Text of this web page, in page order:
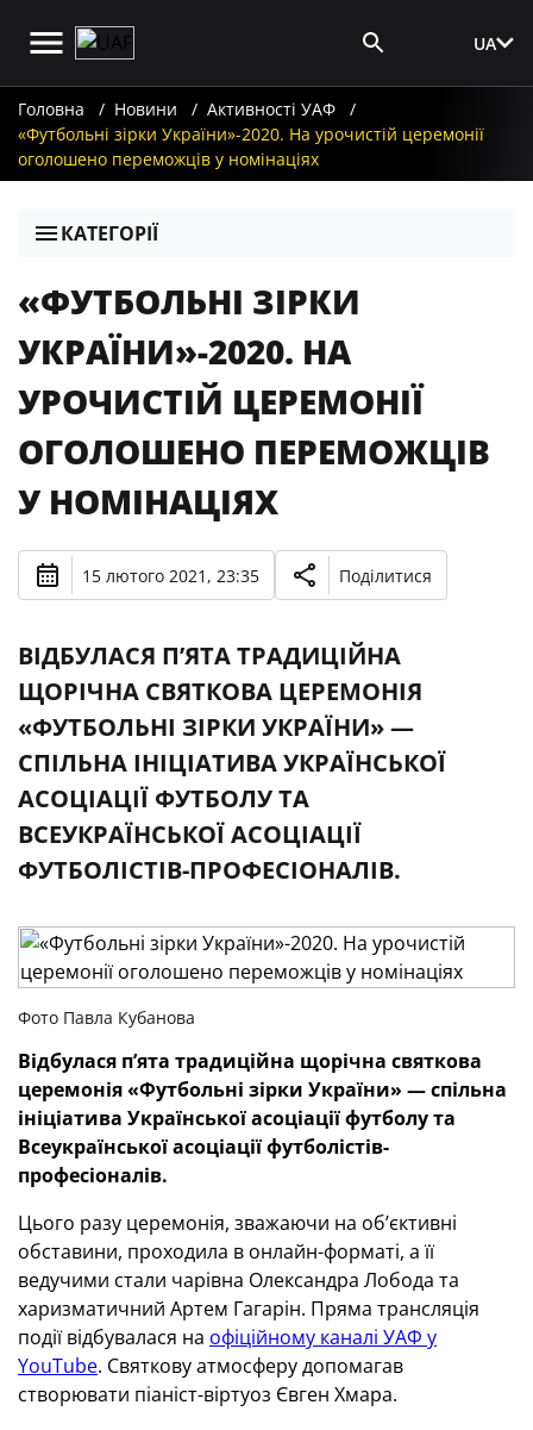
UA
Головна Новини
Активності УАФ
«Футбольні зірки України»-2020. На урочистій церемонії
оголошено переможців у номінаціях
КАТЕГОРІЇ
«ФУТБОЛЬНІ ЗІРКИ
УКРАЇНИ»-2020. НА
УРОЧИСТІЙ ЦЕРЕМОНІЇ
ОГОЛОШЕНО ПЕРЕМОЖЦІВ
У НОМІНАЦІЯХ
15 лютого 2021, 23:35 Поділитися
ВІДБУЛАСЯ П’ЯТА ТРАДИЦІЙНА
ЩОРІЧНА СВЯТКОВА ЦЕРЕМОНІЯ
«ФУТБОЛЬНІ ЗІРКИ УКРАЇНИ» —
СПІЛЬНА ІНІЦІАТИВА УКРАЇНСЬКОЇ
АСОЦІАЦІЇ ФУТБОЛУ ТА
ВСЕУКРАЇНСЬКОЇ АСОЦІАЦІЇ
ФУТБОЛІСТІВ-ПРОФЕСІОНАЛІВ.
Фото Павла Кубанова
Відбулася п’ята традиційна щорічна святкова
церемонія «Футбольні зірки України» —спільна
ініціатива Української асоціації футболу та
Всеукраїнської асоціації футболістів-
професіоналів.
Цього разу церемонія, зважаючи на об’єктивні
обставини, проходила в онлайн-форматі, а її
ведучими стали чарівна Олександра Лобода та
харизматичний Артем Гагарін. Пряма трансляція
події відбувалася на офіційному каналі УАФ у
YouTube. Святкову атмосферу допомагав
створювати піаніст-віртуоз Євген Хмара.